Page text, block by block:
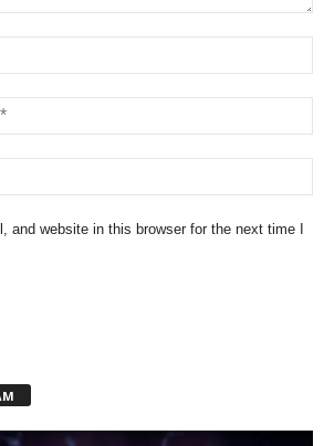
and website in this browser for the next time I